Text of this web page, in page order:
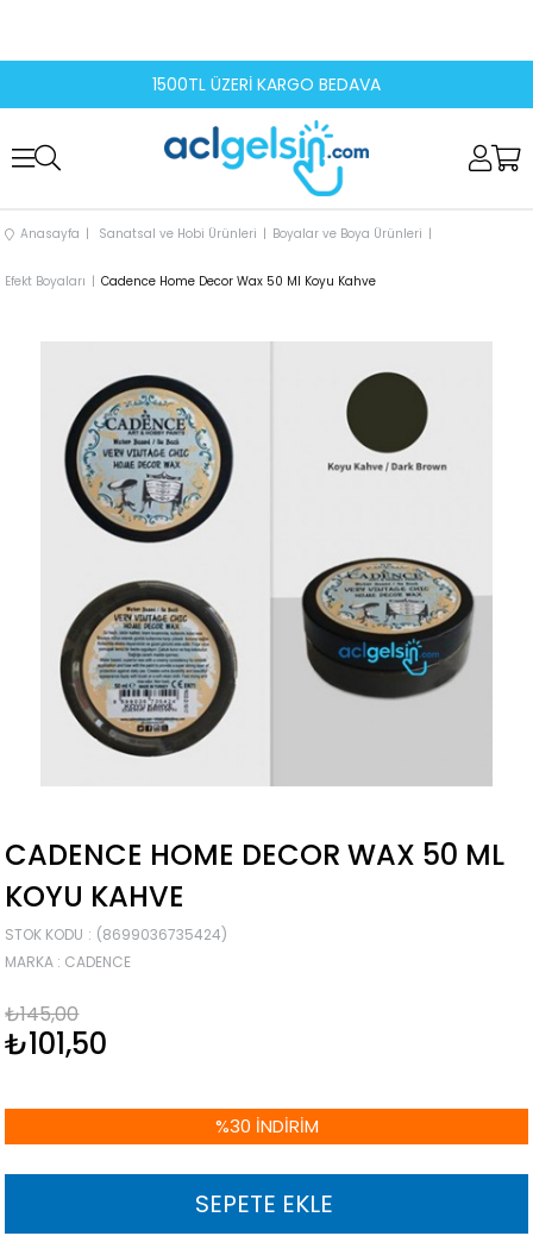
1500TL ÜZERİ KARGO BEDAVA
Anasayfa Sanatsal ve Hobi Ürünleri Boyalar ve Boya Ürünleri
Efekt Boyaları Cadence Home Decor Wax 50 Ml Koyu Kahve
CADENCE HOME DECOR WAX 50 ML
KOYU KAHVE
STOK KODU
(8699036735424)
MARKA : CADENCE
₺145,00
₺101,50
%30 İNDIRIM